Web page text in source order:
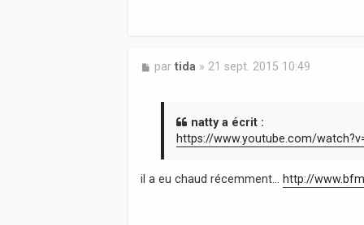
M
partida » 21 sept. 2015 10:49
natty a écrit :
https://www.youtube.com/
il a eu chaud récemment... http://